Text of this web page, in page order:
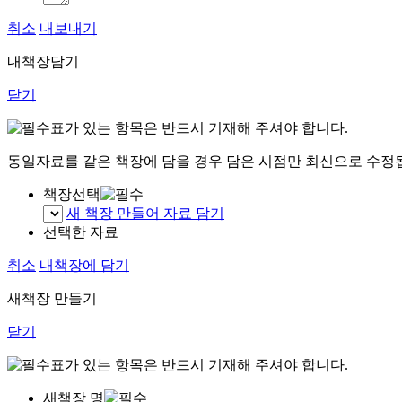
취소 내보내기
내책장담기
닫기
표가 있는 항목은 반드시 기재해 주셔야 합니다.
동일자료를 같은 책장에 담을 경우 담은 시점만 최신으로 수정
책장선택
새 책장 만들어 자료 담기
선택한 자료
취소 내책장에 담기
새책장 만들기
닫기
표가 있는 항목은 반드시 기재해 주셔야 합니다.
새책장 명